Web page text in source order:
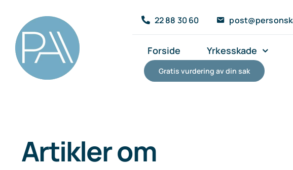
content
22 88 30 60
Forside Yrkesskade
Gratis vurdering av din sak
Artikler om